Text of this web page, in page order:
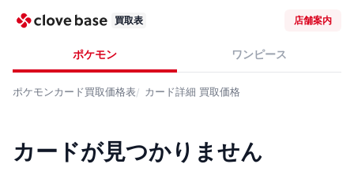
買取表 店舗案内
ポケモン ワンピース
ポケモンカード買取価格表 カード詳細 買取価格
カードが見つかりません